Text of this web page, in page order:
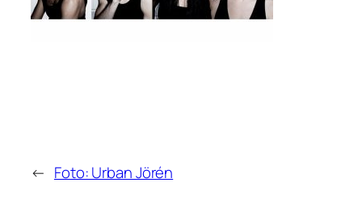
← Foto: Urban Jörén